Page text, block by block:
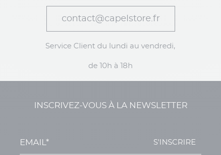
contact@capelstore.fr
Service Client du lundi au vendredi,
de 10h à 18h
INSCRIVEZ-VOUS À LA NEWSLETTER
S'INSCRIRE